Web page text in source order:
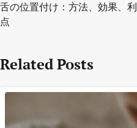
舌の位置付け：方法、効果、利
点
Related Posts